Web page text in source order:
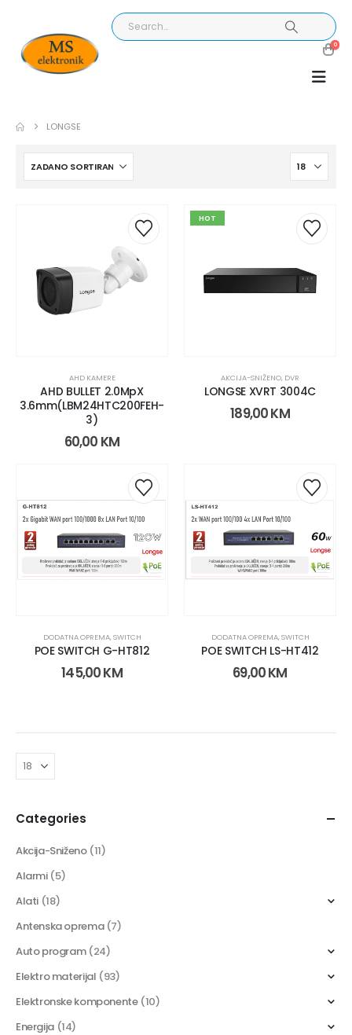
0
LONGSE
AHD KAMERE
AHD BULLET 2.0MpX
3.6mm(LBM24HTC200FEH-
3)
60,00 KM
HOT
AKCIJA-SNIŽENO, DVR
LONGSE XVRT 3004C
189,00KM
DODATNA OPREMA,SWITCH
POE SWITCH G-HT812
145,00KM
DODATNA OPREMA,SWITCH
POE SWITCH LS-HT412
69,00KM
Categories
Akcija-Sniženo (11)
Alarmi (5)
Alati (18)
Antenska oprema (7)
Auto program (24)
Elektro materijal (93)
Elektronske komponente (10)
Energija (14)